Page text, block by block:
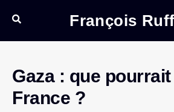
François
Gaza : que
France ?